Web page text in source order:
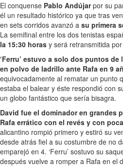
El conquense Pablo Andújarpor su
él un resultado histórico ya que tras
en sets corridos avanzó a su primera
La semifinal entre los dos tenistas
la 15:30 horas y será retransmitida
‘Ferru’ estuvo a solo dos puntos
en polvo de ladrillo ante Rafa en 9
equivocadamente al rematar un punto
estaba el balear y éste respondió con
un globo fantástico que sería bisagra.
David fue el dominador en grandes
Rafa errático con el revés y con
alicantino rompió primero y estiró su
desde atrás fiel a su costumbre de no
emparejó en 4. ‘Ferru’ sostuvo su
después vuelve a romper a Rafa en el